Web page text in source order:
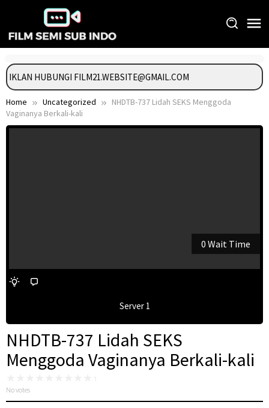
content
IKLAN HUBUNGI FILM21.WEBSITE@GMAIL.COM
Home Uncategorized
NHDTB-737 Lidah SEKS Menggoda
Vaginanya Berkali-kali
0 Wait Time
Server 1
NHDTB-737 Lidah SEKS
Menggoda Vaginanya Berkali-kali
No votes